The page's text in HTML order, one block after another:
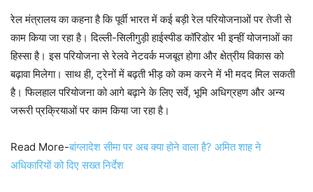
रेल मंत्रालय का कहना है कि पूर्वी भारत में कई बड़ी रेल परियोजनाओं पर तेजी से
काम किया जा रहा है। दिल्ली-सिलीगुड़ी हाईस्पीड कॉरिडोर भी इन्हीं योजनाओं का
हिस्सा है। इस परियोजना से रेलवे नेटवर्क मजबूत होगा और क्षेत्रीय विकास को
बढ़ावा मिलेगा। साथ ही, ट्रेनों में बढ़ती भीड़ को कम करने में भी मदद मिल सकती
है। फिलहाल परियोजना को आगे बढ़ाने के लिए सर्वे, भूमि अधिग्रहण और अन्य
जरूरी प्रक्रियाओं पर काम किया जा रहा है।
Read More-बांग्लादेश सीमा पर अब क्या होने वाला है? अमित शाह ने
अधिकारियों को दिए सख्त निर्देश